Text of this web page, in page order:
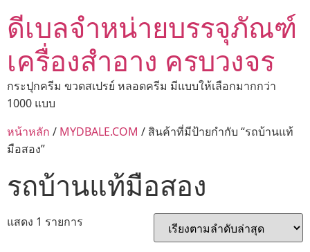
ดีเบลจำหน่ายบรรจุภัณฑ์
เครื่องสำอาง ครบวงจร
กระปุกครีม ขวดสเปรย์ หลอดครีม มีแบบให้เลือกมากกว่า
1000 แบบ
หน้าหลัก / MYDBALE.COM / สินค้าที่มีป้ายกำกับ “รถบ้านแท้
มือสอง”
รถบ้านแท้มือสอง
แสดง 1 รายการ